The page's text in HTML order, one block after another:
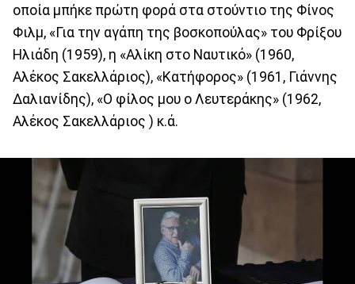
οποία μπήκε πρώτη φορά στα στούντιο της Φίνος
Φιλμ, «Για την αγάπη της βοσκοπούλας» του Φρίξου
Ηλιάδη (1959), η «Αλίκη στο Ναυτικό» (1960,
Αλέκος Σακελλάριος), «Κατήφορος» (1961, Γιάννης
Δαλιανίδης), «Ο φίλος μου ο Λευτεράκης» (1962,
Αλέκος Σακελλάριος ) κ.ά.